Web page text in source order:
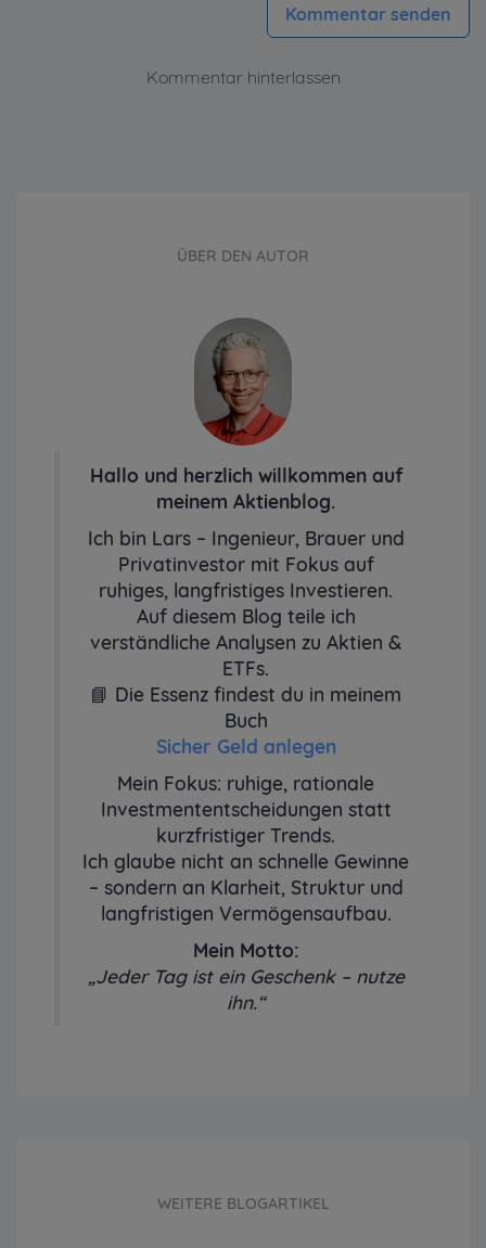
Kommentar senden
Kommentar hinterlassen
ÜBER DEN AUTOR
Hallo und herzlich willkommen auf
meinem Aktienblog.
Ich bin Lars – Ingenieur, Brauer und
Privatinvestor mit Fokus auf
ruhiges, langfristiges Investieren.
Auf diesem Blog teile ich
verständliche Analysen zu Aktien &
ETFs.
📘 Die Essenz findest du in meinem
Buch
Sicher Geld anlegen
Mein Fokus: ruhige, rationale
Investmententscheidungen statt
kurzfristiger Trends.
Ich glaube nicht an schnelle Gewinne
– sondern an Klarheit, Struktur und
langfristigen Vermögensaufbau.
Mein Motto:
„Jeder Tag ist ein Geschenk – nutze
ihn.“
WEITERE BLOGARTIKEL